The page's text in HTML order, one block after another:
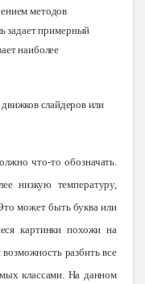
методов
задает примерный
наиболее
слайдеров или
что-то обозначать.
низкую температуру,
может быть буква или
картинки похожи на
разбить все
классами. На данном